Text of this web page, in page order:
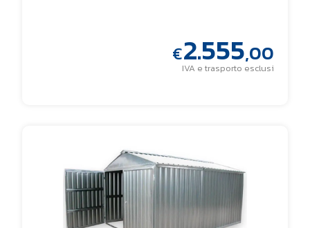
€2.555,00
IVA e trasporto esclusi